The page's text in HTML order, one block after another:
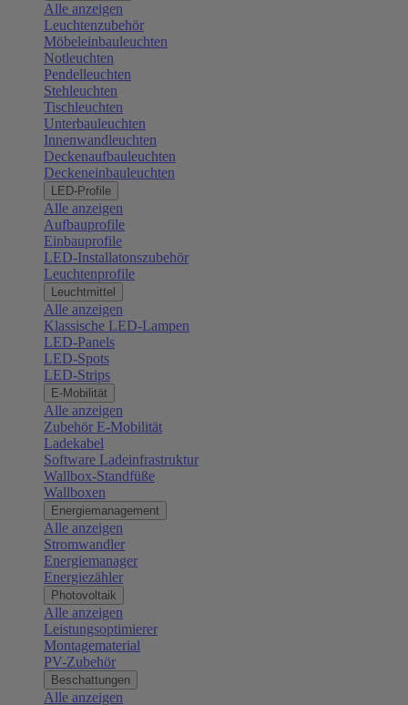
Alle anzeigen
Leuchtenzubehör
Möbeleinbauleuchten
Notleuchten
Pendelleuchten
Stehleuchten
Tischleuchten
Unterbauleuchten
Innenwandleuchten
Deckenaufbauleuchten
Deckeneinbauleuchten
LED-Profile
Alle anzeigen
Aufbauprofile
Einbauprofile
LED-Installatonszubehör
Leuchtenprofile
Leuchtmittel
Alle anzeigen
Klassische LED-Lampen
LED-Panels
LED-Spots
LED-Strips
E-Mobilität
Alle anzeigen
Zubehör E-Mobilität
Ladekabel
Software Ladeinfrastruktur
Wallbox-Standfüße
Wallboxen
Energiemanagement
Alle anzeigen
Stromwandler
Energiemanager
Energiezähler
Photovoltaik
Alle anzeigen
Leistungsoptimierer
Montagematerial
PV-Zubehör
Beschattungen
Alle anzeigen